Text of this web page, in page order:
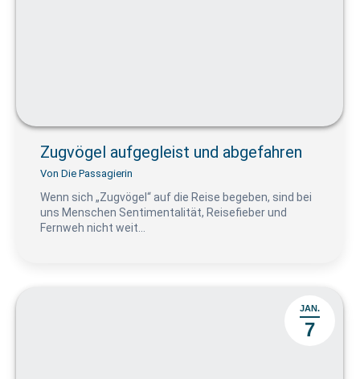
Zugvögel aufgegleist und abgefahren
Von Die Passagierin
Wenn sich „Zugvögel“ auf die Reise begeben, sind bei
uns Menschen Sentimentalität, Reisefieber und
Fernweh nicht weit…
JAN.
7